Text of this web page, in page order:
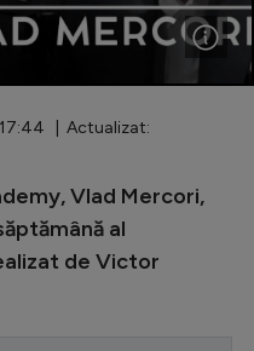
| Actualizat:
Vlad Mercori,
al
de Victor